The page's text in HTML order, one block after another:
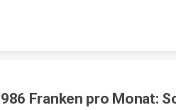
986 Franken pro Monat: